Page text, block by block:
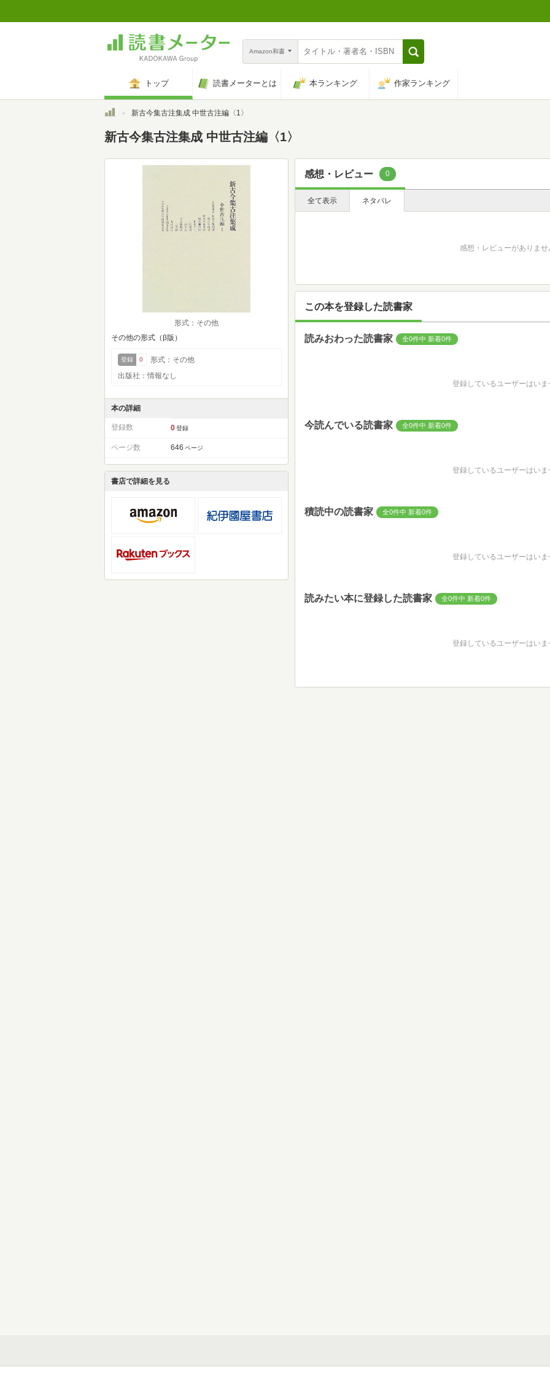
Amazon和書
トップ 読書メーターとは 本ランキング 作家ランキング
トップ新古今集古注集成 中世古注編〈1〉
新古今集古注集成 中世古注編〈1〉
形式：その他
その他の形式（β版）
登録 0
形式：その他
出版社：情報なし
本の詳細
登録数 0 登録
ページ数 646 ページ
書店で詳細を見る
感想・レビュー 0
全て表示 ネタバレ
感想・レビューがありませ
この本を登録した読書家
読みおわった読書家 全0件中 新着0件
登録しているユーザーはいま
今読んでいる読書家 全0件中 新着0件
登録しているユーザーはいま
積読中の読書家 全0件中 新着0件
登録しているユーザーはいま
読みたい本に登録した読書家 全0件中 新着0件
登録しているユーザーはいま